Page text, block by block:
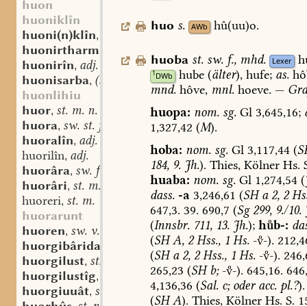
huon
huoniklîn
huoni(n)klîn,
st. n.
huonirtharm
huonirîn, adj.
huonisarba, (st. sw.?) f.
huonlihiu
huor, st. m. n.
huora, sw. st. f.
huoralîn, adj.
huorilîn, adj.
huorâra, sw. f.
huorâri, st. m.
huoreri, st. m.
huorarunt
huoren, sw. v.
huorgibârida
huorgilust, st. f.
huorgilustîg,
huorgiuuât, st. f.
huo s. AWb hû(uu)o.
huoba st. sw. f., mhd. Lexer
1DWb hube(älter),hufe; as.
mnd.hôve, mnl.hoeve. —
huopa: nom.sg.Gl3,645,16;
1,327,42 (M).
hoba: nom.sg.Gl3,117,44(
184, 9.Jh.). Thies,KölnerHs.
huaba: nom.sg. Gl1,274,54(
dass. -a3,246,61 (SHa2, 2
647,3. 39. 690,7 (Sg299,9./10.
(Innsbr.711,13.Jh.); hb-:
(SHA, 2Hss.,1Hs.--).
(SHa2,2Hss., 1Hs.--).
265,23 (SHb;--). 645,16.
4,136,36 (Sal.c;oderacc.pl.?).
(SHA). Thies,KölnerHs. S.